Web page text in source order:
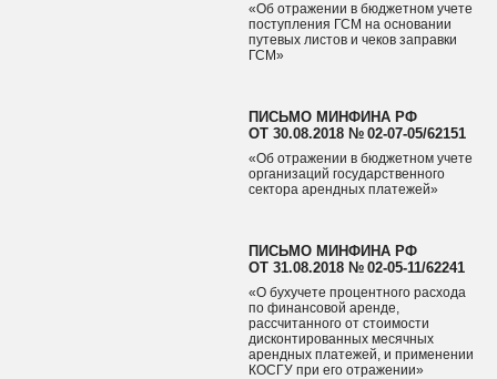
«Об отражении в бюджетном учете
поступления ГСМ на основании
путевых листов и чеков заправки
ГСМ»
ПИСЬМО МИНФИНА РФ
ОТ 30.08.2018 № 02‑07‑05/62151
«Об отражении в бюджетном учете
организаций государственного
сектора арендных платежей»
ПИСЬМО МИНФИНА РФ
ОТ 31.08.2018 № 02‑05‑11/62241
«О бухучете процентного расхода
по финансовой аренде,
рассчитанного от стоимости
дисконтированных месячных
арендных платежей, и применении
КОСГУ при его отражении»